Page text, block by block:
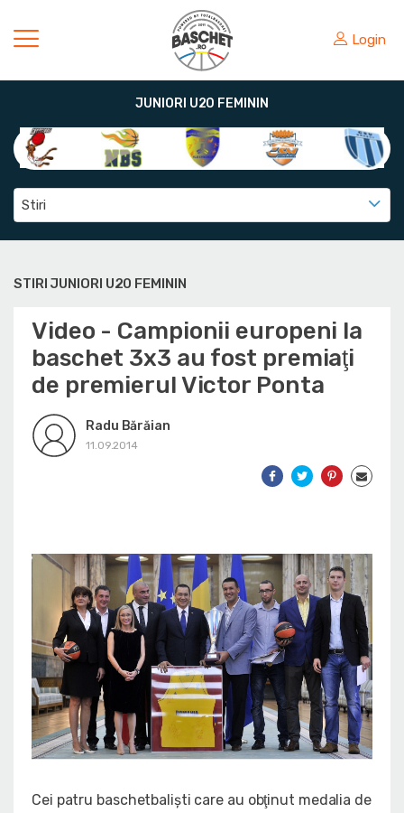
Login
JUNIORI U20 FEMININ
Stiri
STIRI JUNIORI U20 FEMININ
Video - Campionii europeni la
baschet 3x3 au fost premiaţi
de premierul Victor Ponta
Radu Bărăian
11.09.2014
Cei patru baschetbalişti care au obţinut medalia de